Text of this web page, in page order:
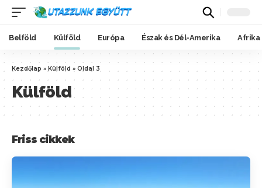
Belföld Külföld Európa Észak és Dél-Amerika Afrika
Kezdőlap » Külföld » Oldal 3
Külföld
Friss cikkek